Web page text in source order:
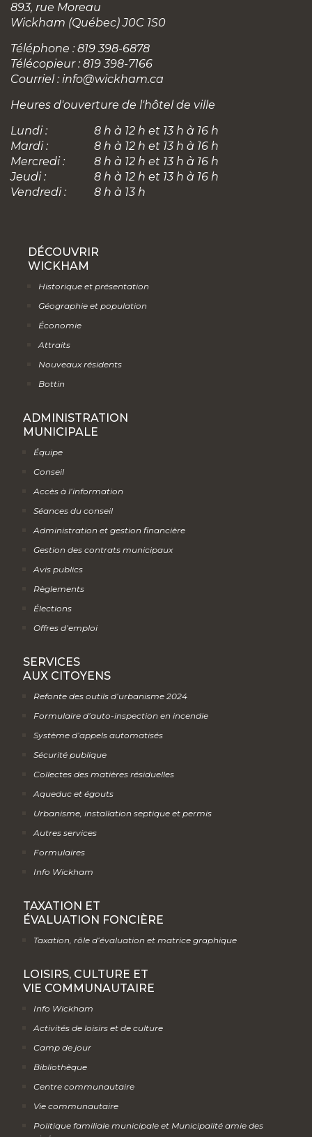
893, rue Moreau
Wickham (Québec) J0C 1S0
Téléphone : 819 398-6878
Télécopieur : 819 398-7166
Courriel : info@wickham.ca
Heures d'ouverture de l'hôtel de ville
Lundi :
8 h à 12 h et 13 h à 16 h
Mardi :
8 h à 12 h et 13 h à 16 h
Mercredi :
8 h à 12 h et 13 h à 16 h
Jeudi :
8 h à 12 h et 13 h à 16 h
Vendredi :
8 h à 13 h
DÉCOUVRIR
WICKHAM
Historique et présentation
Géographie et population
Économie
Attraits
Nouveaux résidents
Bottin
ADMINISTRATION
MUNICIPALE
Équipe
Conseil
Accès à l’information
Séances du conseil
Administration et gestion financière
Gestion des contrats municipaux
Avis publics
Règlements
Élections
Offres d’emploi
SERVICES
AUX CITOYENS
Refonte des outils d’urbanisme 2024
Formulaire d’auto-inspection en incendie
Système d’appels automatisés
Sécurité publique
Collectes des matières résiduelles
Aqueduc et égouts
Urbanisme, installation septique et permis
Autres services
Formulaires
Info Wickham
TAXATION ET
ÉVALUATION FONCIÈRE
Taxation, rôle d’évaluation et matrice graphique
LOISIRS, CULTURE ET
VIE COMMUNAUTAIRE
Info Wickham
Activités de loisirs et de culture
Camp de jour
Bibliothèque
Centre communautaire
Vie communautaire
Politique familiale municipale et Municipalité amie des